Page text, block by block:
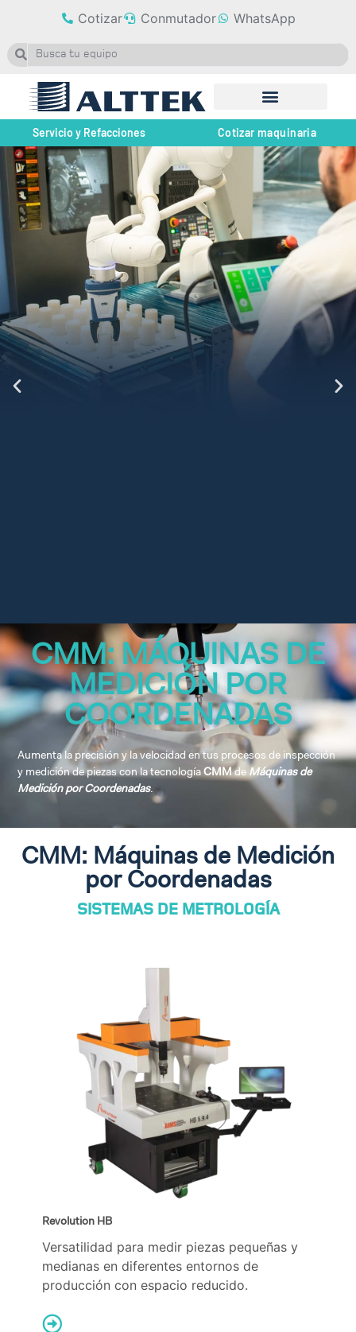
Cotizar Conmutador WhatsApp
Servicio y Refacciones Cotizar maquinaria
AUTOMATIZA TUS
PROCESOS DE
MAQUINADO
Da el siguiente paso hacia la industria 4.0
con Machine Tending y Robots
Colaborativos.
CMM: MÁQUINAS DE
MEDICIÓN POR
COORDENADAS
Aumenta la precisión y la velocidad en tus procesos de inspección
y medición de piezas con la tecnologíaCMMde Máquinas de
Medición por Coordenadas.
CMM: Máquinas de Medición
por Coordenadas
SISTEMAS DE METROLOGÍA
Revolution HB
Versatilidad para medir piezas pequeñas y
medianas en diferentes entornos de
producción con espacio reducido.